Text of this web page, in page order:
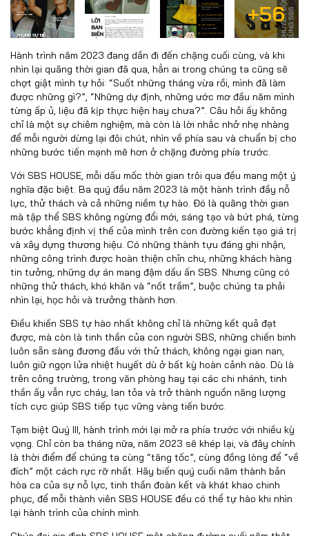
+56
Hành trình năm 2023 đang dần đi đến chặng cuối cùng, và khi
nhìn lại quãng thời gian đã qua, hẳn ai trong chúng ta cũng sẽ
chợt giật mình tự hỏi: “Suốt những tháng vừa rồi, mình đã làm
được những gì?”, “Những dự định, những ước mơ đầu năm mình
từng ấp ủ, liệu đã kịp thực hiện hay chưa?”. Câu hỏi ấy không
chỉ là một sự chiêm nghiệm, mà còn là lời nhắc nhở nhẹ nhàng
để mỗi người dừng lại đôi chút, nhìn về phía sau và chuẩn bị cho
những bước tiến mạnh mẽ hơn ở chặng đường phía trước.
Với SBS HOUSE, mỗi dấu mốc thời gian trôi qua đều mang một ý
nghĩa đặc biệt. Ba quý đầu năm 2023 là một hành trình đầy nỗ
lực, thử thách và cả những niềm tự hào. Đó là quãng thời gian
mà tập thể SBS không ngừng đổi mới, sáng tạo và bứt phá, từng
bước khẳng định vị thế của mình trên con đường kiến tạo giá trị
và xây dựng thương hiệu. Có những thành tựu đáng ghi nhận,
những công trình được hoàn thiện chỉn chu, những khách hàng
tin tưởng, những dự án mang đậm dấu ấn SBS. Nhưng cũng có
những thử thách, khó khăn và “nốt trầm”, buộc chúng ta phải
nhìn lại, học hỏi và trưởng thành hơn.
Điều khiến SBS tự hào nhất không chỉ là những kết quả đạt
được, mà còn là tinh thần của con người SBS, những chiến binh
luôn sẵn sàng đương đầu với thử thách, không ngại gian nan,
luôn giữ ngọn lửa nhiệt huyết dù ở bất kỳ hoàn cảnh nào. Dù là
trên công trường, trong văn phòng hay tại các chi nhánh, tinh
thần ấy vẫn rực cháy, lan tỏa và trở thành nguồn năng lượng
tích cực giúp SBS tiếp tục vững vàng tiến bước.
Tạm biệt Quý III, hành trình mới lại mở ra phía trước với nhiều kỳ
vọng. Chỉ còn ba tháng nữa, năm 2023 sẽ khép lại, và đây chính
là thời điểm để chúng ta cùng “tăng tốc”, cùng đồng lòng để “về
đích” một cách rực rỡ nhất. Hãy biến quý cuối năm thành bản
hòa ca của sự nỗ lực, tinh thần đoàn kết và khát khao chinh
phục, để mỗi thành viên SBS HOUSE đều có thể tự hào khi nhìn
lại hành trình của chính mình.